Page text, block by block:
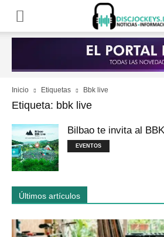
Inicio Etiquetas Bbk live
Etiqueta: bbk live
Bilbao te invita al
EVENTOS
Últimos artículos